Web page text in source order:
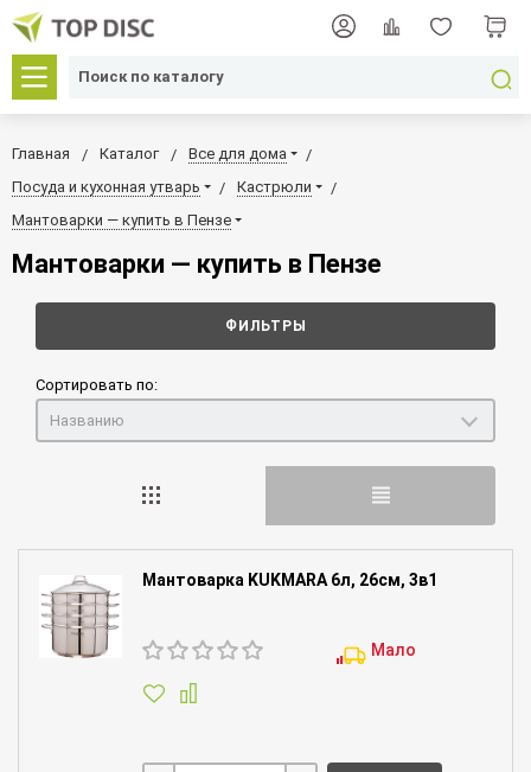
Главная Каталог
Все для дома
Посуда и кухонная утварь
Кастрюли
Мантоварки — купить в Пензе
Мантоварки — купить в Пензе
ФИЛЬТРЫ
Сортировать по:
Названию
Мантоварка KUKMARA 6л, 26см, 3в1
Мало